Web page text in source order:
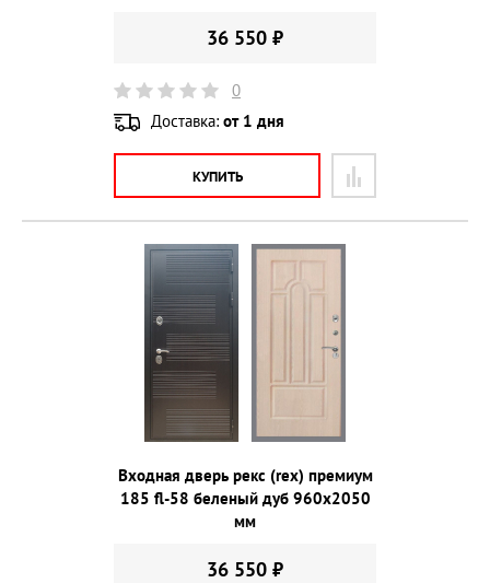
36 550 ₽
0
Доставка: от 1 дня
КУПИТЬ
Входная дверь рекс (rex) премиум
185 fl-58 беленый дуб 960х2050
мм
36 550 ₽